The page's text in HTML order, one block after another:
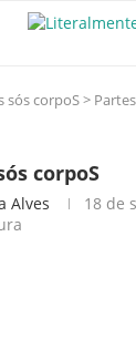
sós corpoS>
corpoS
Alves 18 de